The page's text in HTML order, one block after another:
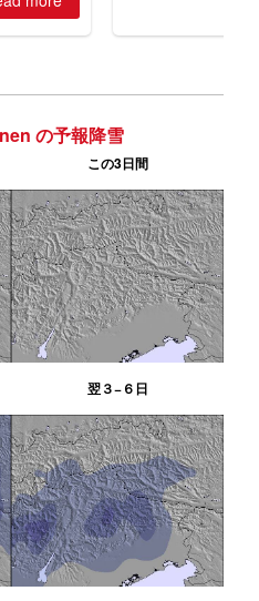
の予報降雪
この3日間
翌３−６日